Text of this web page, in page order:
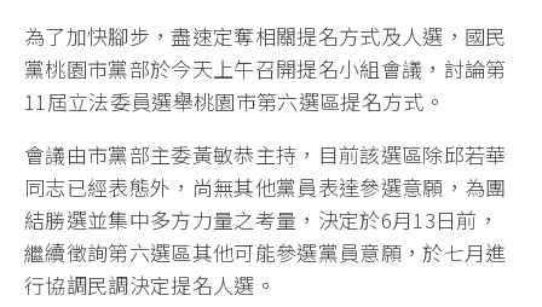
為了加快腳步，盡速定奪相關提名方式及人選，國民
黨桃園市黨部於今天上午召開提名小組會議，討論第
11屆立法委員選舉桃園市第六選區提名方式。
會議由市黨部主委黃敏恭主持，目前該選區除邱若華
同志已經表態外，尚無其他黨員表達參選意願，為團
結勝選並集中多方力量之考量，決定於6月13日前，
繼續徵詢第六選區其他可能參選黨員意願，於七月進
行協調民調決定提名人選。